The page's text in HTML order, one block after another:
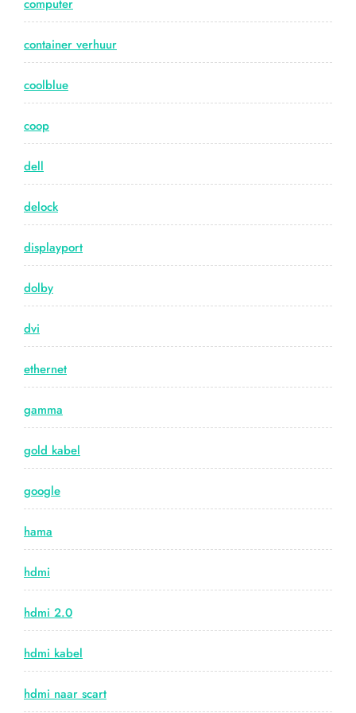
computer
container verhuur
coolblue
coop
dell
delock
displayport
dolby
dvi
ethernet
gamma
gold kabel
google
hama
hdmi
hdmi 2.0
hdmi kabel
hdmi naar scart